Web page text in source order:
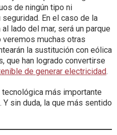
de ningún tipo ni
En el caso de la
lado del mar, será un parque
veremos muchas otras
la sustitución con eólica
que han logrado convertirse
de generar electricidad.
más importante
sin duda, la que más sentido